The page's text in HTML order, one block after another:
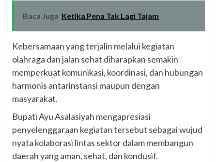
Baca Juga Ketika Pena Tak Lagi Tajam
Kebersamaan yang terjalin melalui kegiatan
olahraga dan jalan sehat diharapkan semakin
memperkuat komunikasi, koordinasi, dan hubungan
harmonis antarinstansi maupun dengan
masyarakat.
Bupati Ayu Asalasiyah mengapresiasi
penyelenggaraan kegiatan tersebut sebagai wujud
nyata kolaborasi lintas sektor dalam membangun
daerah yang aman, sehat, dan kondusif.